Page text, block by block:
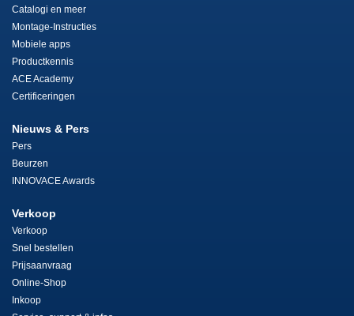
Catalogi en meer
Montage-Instructies
Mobiele apps
Productkennis
ACE Academy
Certificeringen
Nieuws & Pers
Pers
Beurzen
INNOVACE Awards
Verkoop
Verkoop
Snel bestellen
Prijsaanvraag
Online-Shop
Inkoop